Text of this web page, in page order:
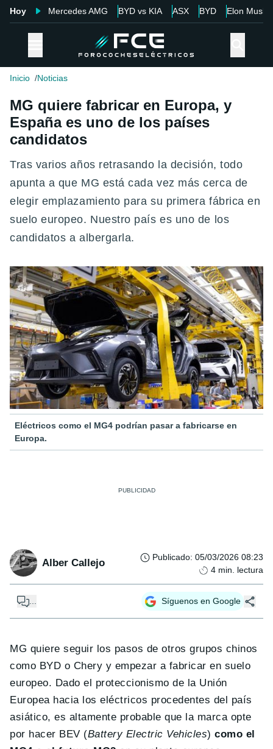
Hoy Mercedes AMG BYD vs KIA ASX BYD Elon Musk
Inicio Noticias
MG quiere fabricar en Europa, y
España es uno de los países
candidatos
Tras varios años retrasando la decisión, todo
apunta a que MG está cada vez más cerca de
elegir emplazamiento para su primera fábrica en
suelo europeo. Nuestro país es uno de los
candidatos a albergarla.
Eléctricos como el MG4 podrían pasar a fabricarse en
Europa.
Alber Callejo Publicado: 05/03/2026 08:23
4 min. lectura
... Síguenos en Google
MG quiere seguir los pasos de otros grupos chinos
como BYD o Chery y empezar a fabricar en suelo
europeo. Dado el proteccionismo de la Unión
Europea hacia los eléctricos procedentes del país
asiático, es altamente probable que la marca opte
por hacer BEV (Battery Electric Vehicles) como el